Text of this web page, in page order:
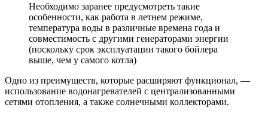
Необходимо заранее предусмотреть такие
особенности, как работа в летнем режиме,
температура воды в различные времена года и
совместимость с другими генераторами энергии
(поскольку срок эксплуатации такого бойлера
выше, чем у самого котла)
Одно из преимуществ, которые расширяют функционал, —
использование водонагревателей с централизованными
сетями отопления, а также солнечными коллекторами.